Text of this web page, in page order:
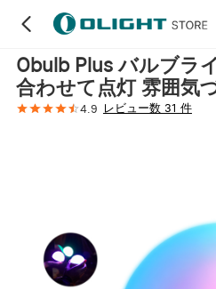
Obulb Plus バルブラ
合わせて点灯 雰囲気
4.9 レビュー数 31 件